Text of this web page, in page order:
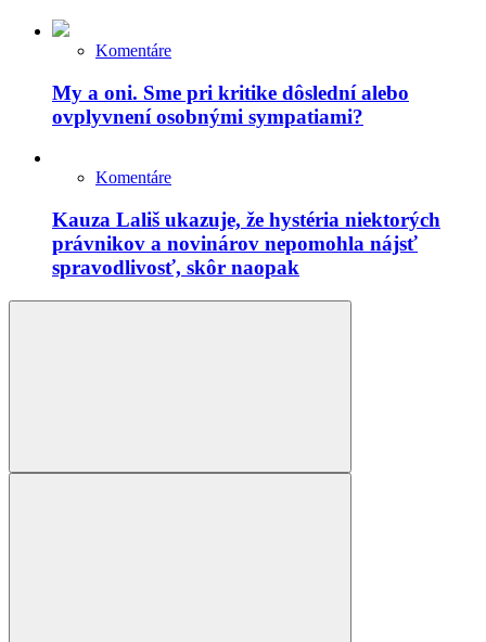
Komentáre
My a oni. Sme pri kritike dôslední alebo
ovplyvnení osobnými sympatiami?
Komentáre
Kauza Lališ ukazuje, že hystéria niektorých
právnikov a novinárov nepomohla nájsť
spravodlivosť, skôr naopak